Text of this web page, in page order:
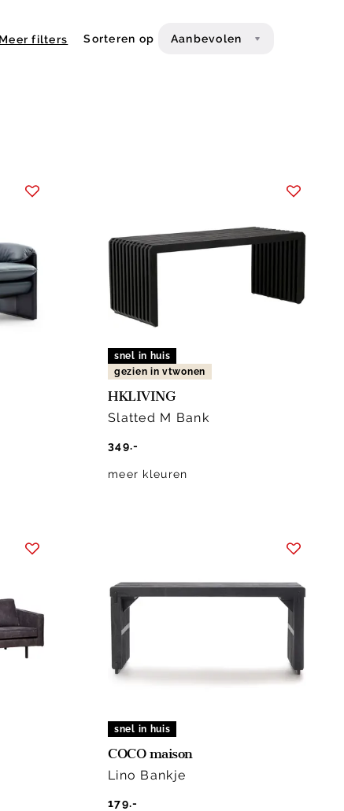
Meer filters Sorteren op Aanbevolen
snel in huis
gezien in vtwonen
HKLIVING
Slatted M Bank
349.-
meer kleuren
snel in huis
COCO maison
Lino Bankje
179.-